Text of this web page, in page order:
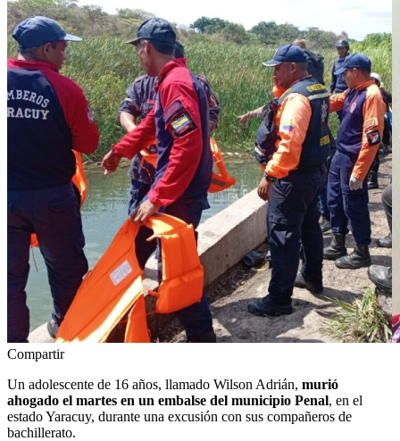
Compartir
Un adolescente de 16 años, llamado Wilson Adrián, murió
ahogado el martes en un embalse del municipio Penal, en el
estado Yaracuy, durante una excusión con sus compañeros de
bachillerato.